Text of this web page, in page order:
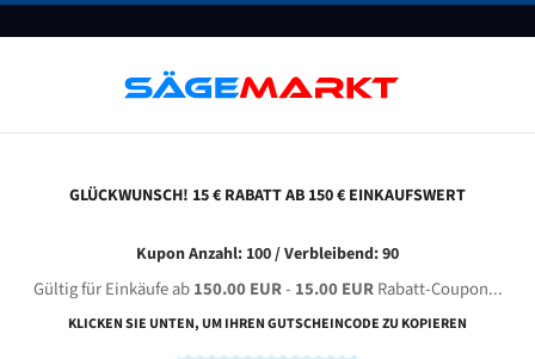
FAQ GUTSCHEINE BLOG KONTAKT
GBS 310/400 VA-I MPS für 4020 mm Bi-Metall
GLÜCKWUNSCH! 15 € RABATT AB 150 € EINKAUFSWERT
Kupon Anzahl: 100 / Verbleibend: 90
Gültig für Einkäufe ab150.00 EUR- 15.00 EURRabatt-Coupon...
KLICKEN SIE UNTEN, UM IHREN GUTSCHEINCODE ZU KOPIEREN